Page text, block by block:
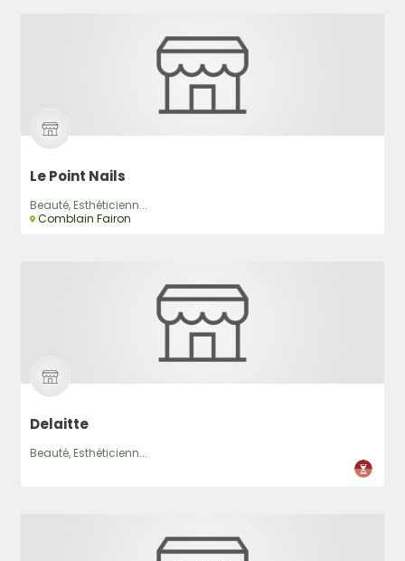
Le Point Nails
Beauté, Esthéticienn...
Comblain Fairon
Delaitte
Beauté, Esthéticienn...